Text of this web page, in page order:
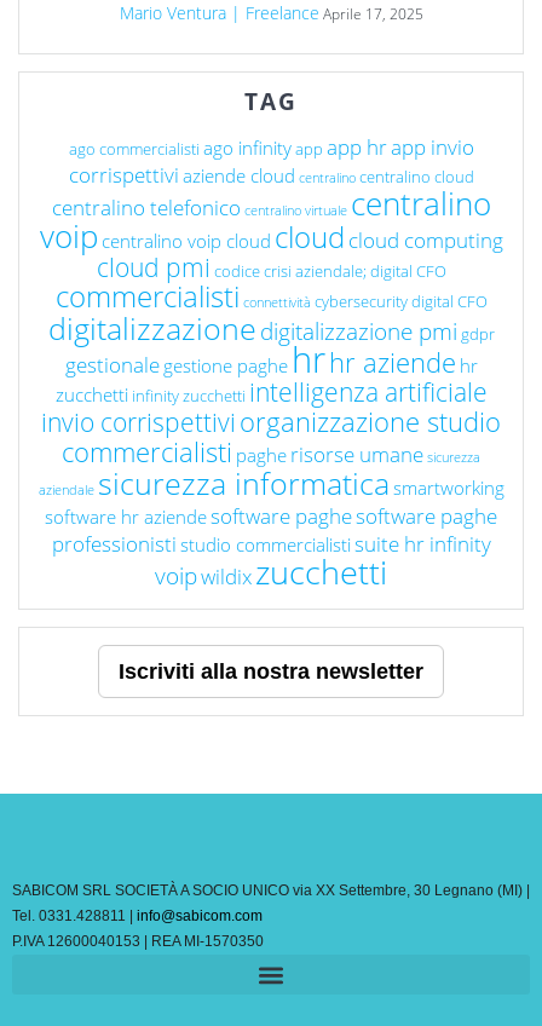
Mario Ventura | Freelance Aprile 17, 2025
TAG
ago commercialisti ago infinityapp app hrapp invio
corrispettivi aziende cloud centralino centralino cloud
centralino telefonico centralino virtuale centralino
voip centralino voip cloud cloud cloud computing
cloud pmi codice crisi aziendale; digital CFO
commercialisti connettività cybersecuritydigital CFO
digitalizzazionedigitalizzazione pmi gdpr
gestionale gestione paghe hrhr aziende hr
zucchetti infinity zucchetti intelligenza artificiale
invio corrispettivi organizzazione studio
commercialisti paghe risorse umane sicurezza
aziendale sicurezza informatica smartworking
software hr aziendesoftware paghesoftware paghe
professionisti studio commercialisti suite hr infinity
voipwildixzucchetti
Iscriviti alla nostra newsletter
SABICOM SRL SOCIETÀ A SOCIO UNICO via XX Settembre, 30 Legnano (MI) |
Tel. 0331.428811 | info@sabicom.com
P.IVA 12600040153 | REA MI-1570350